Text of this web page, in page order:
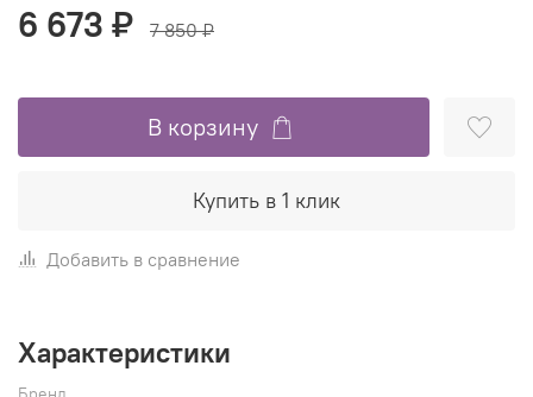
6 673 ₽ 7 850 ₽
В корзину
Купить в 1 клик
Добавить в сравнение
Характеристики